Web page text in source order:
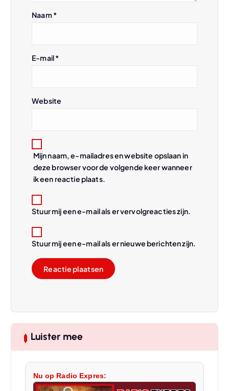
Naam*
E-mail*
Website
Mijn naam, e-mailadres en website opslaan in
deze browser voor de volgende keer wanneer
ik een reactie plaats.
Stuur mij een e-mail als er vervolgreacties zijn.
Stuur mij een e-mail als er nieuwe berichten zijn.
Luister mee
Nu op Radio Expres: